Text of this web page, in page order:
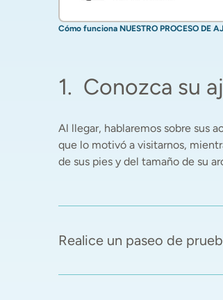
Cómo funciona NUESTRO PROCESO DE
1. Conozca su
Al llegar, hablaremos sobre sus
que lo motivó a visitarnos,
de sus pies y del tamaño de su
Realice un paseo de